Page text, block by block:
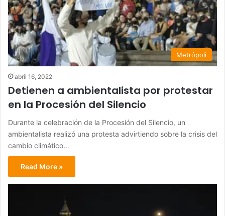
Metrópoli
abril 16, 2022
Detienen a ambientalista por protestar
en la Procesión del Silencio
Durante la celebración de la Procesión del Silencio, un
ambientalista realizó una protesta advirtiendo sobre la crisis del
cambio climático…
Read More »